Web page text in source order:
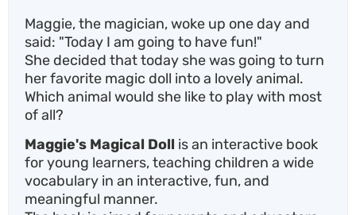
Maggie, the magician, woke up one day and
said: "Today I am going to have fun!"
She decided that today she was going to turn
her favorite magic doll into a lovely animal.
Which animal would she like to play with most
of all?
Maggie's Magical Doll is an interactive book
for young learners, teaching children a wide
vocabulary in an interactive, fun, and
meaningful manner.